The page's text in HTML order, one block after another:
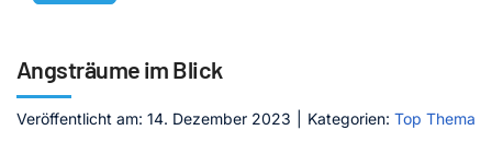
Service
Mediathek
Angsträume im Blick
Veröffentlicht am: 14. Dezember 2023 Kategorien: Top Thema